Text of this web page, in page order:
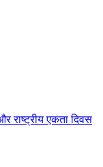
राष्ट्रीय एकता दिवस